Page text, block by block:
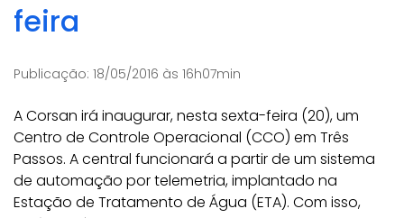
parafeira
Publicação: 18/05/2016 às 16h07min
A Corsan irá inaugurar, nesta sexta-feira (20), um
Centro de Controle Operacional (CCO) em Três
Passos. A central funcionará a partir de um sistema
de automação por telemetria, implantado na
Estação de Tratamento de Água (ETA). Com isso,